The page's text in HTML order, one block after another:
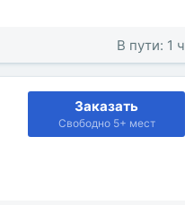
В пути: 1 ч
Заказать
Свободно 5+ мест